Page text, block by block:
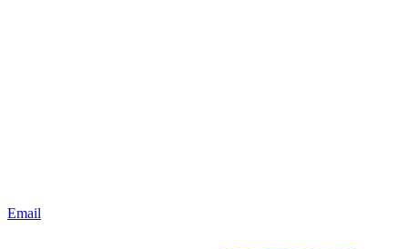
Email